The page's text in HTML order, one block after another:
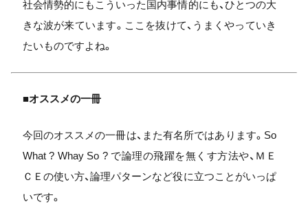
社会情勢的にもこういった国内事情的にも、ひとつの大
きな波が来ています。ここを抜けて、うまくやっていき
たいものですよね。
■オススメの一冊
今回のオススメの一冊は、また有名所ではあります。So
What ? Whay So ? で論理の飛躍を無くす方法や、ＭＥ
ＣＥの使い方、論理パターンなど役に立つことがいっぱ
いです。